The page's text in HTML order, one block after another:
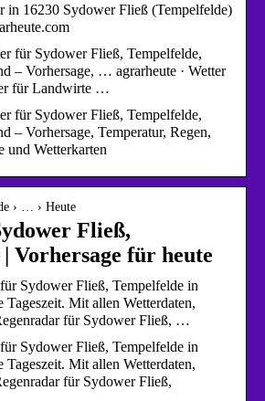
in 16230 Sydower Fließ (Tempelfelde)
für Sydower Fließ, Tempelfelde,
– Vorhersage, … agrarheute · Wetter
für Landwirte …
für Sydower Fließ, Tempelfelde,
– Vorhersage, Temperatur, Regen,
und Wetterkarten
› … › Heute
Fließ,
Vorhersage für heute
Sydower Fließ, Tempelfelde in
Tageszeit. Mit allen Wetterdaten,
für Sydower Fließ, …
Sydower Fließ, Tempelfelde in
Tageszeit. Mit allen Wetterdaten,
für Sydower Fließ,